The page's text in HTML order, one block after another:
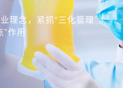
理念，紧抓“三化管理”，
”作用